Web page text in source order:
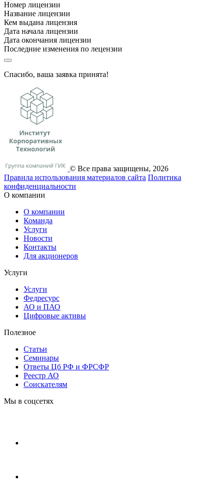
Номер лицензии
Название лицензии
Кем выдана лицензия
Дата начала лицензии
Дата окончания лицензии
Последние изменения по лецензии
Спасибо, ваша заявка принята!
© Все права защищены, 2026
Правила использования материалов сайта Политика
конфиденциальности
О компании
О компании
Команда
Услуги
Новости
Контакты
Для акционеров
Услуги
Услуги
Федресурс
АО и ПАО
Цифровые активы
Полезное
Статьи
Cеминары
Ответы Цб РФ и ФРСФР
Реестр АО
Соискателям
Мы в соцсетях